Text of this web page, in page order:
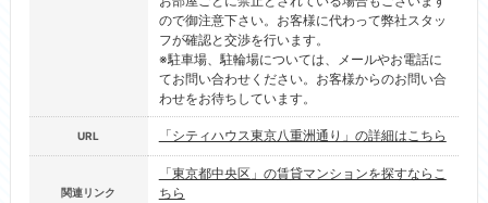
ので御注意下さい。お客様に代わって弊社スタッ
フが確認と交渉を行います。
※駐車場、駐輪場については、メールやお電話に
てお問い合わせください。お客様からのお問い合
わせをお待ちしています。
URL 「シティハウス東京八重洲通り」の詳細はこちら
関連リンク
「東京都中央区」の賃貸マンションを探すならこ
ちら